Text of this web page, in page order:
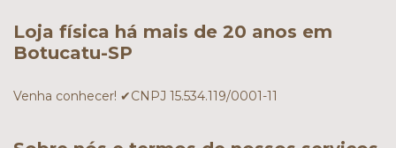
Loja física há mais de 20 anos em
Botucatu-SP
Venha conhecer! ✔CNPJ 15.534.119/0001-11